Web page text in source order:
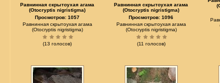
Равнинная скрытоухая агама
(Otocryptis nigristigma)
Просмотров: 1057
Равнинная скрытоухая агама
(Otocryptis nigristigma)
(13 голосов)
Равнинная скрытоухая агама
(Otocryptis nigristigma)
Просмотров: 1096
Равнинная скрытоухая агама
(Otocryptis nigristigma)
(11 голосов)